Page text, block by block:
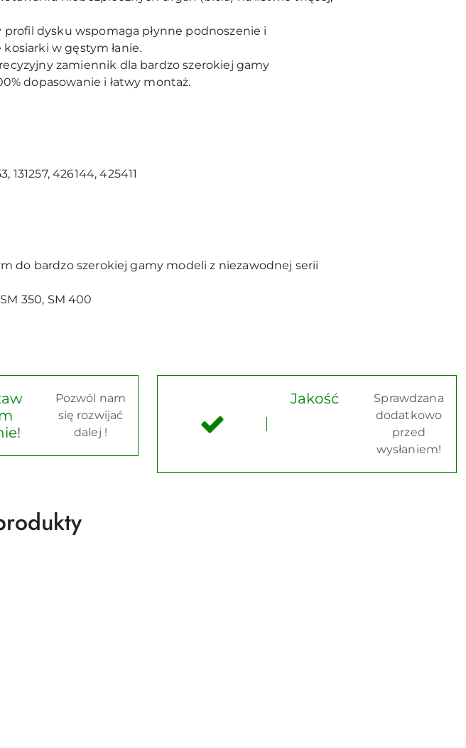
dysku wspomaga płynne podnoszenie i
w gęstym łanie.
zamiennik dla bardzo szerokiej gamy
dopasowanie i łatwy montaż.
131257, 426144, 425411
do bardzo szerokiej gamy modeli z niezawodnej serii
350, SM 400
Pozwól nam
się rozwijać
dalej !
Jakość
Sprawdzana
dodatkowo
przed
wysłaniem!